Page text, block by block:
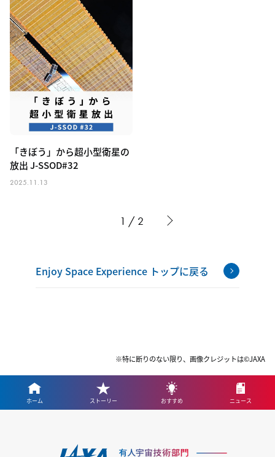
「きぼう」から超小型衛星の
放出 J-SSOD#32
2025.11.13
1 / 2
Enjoy Space Experience トップに戻る
※特に断りのない限り、画像クレジットは©JAXA
ホーム ストーリー おすすめ ニュース